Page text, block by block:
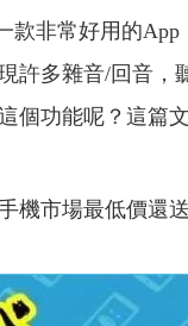
款非常好用的
許多雜音/回音，
個功能呢？這篇
機市場最低價還